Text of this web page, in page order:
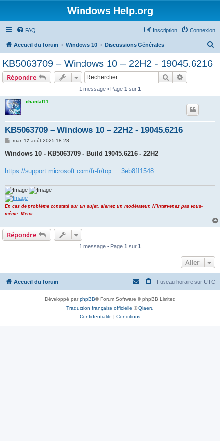
Windows Help.org
FAQ Connexion
Inscription
Accueil du forum Windows 10 Discussions Générales
KB5063709 – Windows 10 – 22H2 - 19045.6216
Répondre Rechercher
1 message • Page 1 sur 1
chantal11
KB5063709 – Windows 10 – 22H2 - 19045.6216
M
s
g
e
mar. 12 août 2025 18:28
Windows 10 - KB5063709 - Build 19045.6216 - 22H2
https://support.microsoft.com/fr-fr/top ... 3eb8f11548
En cas de problème constaté sur un sujet, alertez un modérateur. N'intervenez pas vous-
même. Merci
Répondre
1 message • Page 1 sur 1
Aller
Accueil du forum Fuseau horaire sur UTC
Développé parphpBB® Forum Software © phpBB Limited
Traduction française officielle ©Qiaeru
Confidentialité | Conditions